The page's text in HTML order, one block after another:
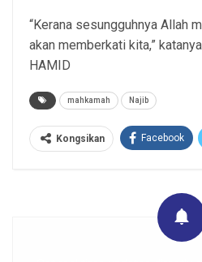
“Kerana sesungguhnya Allah
akan memberkati kita,”
HAMID
mahkamah Najib
Kongsikan Facebook